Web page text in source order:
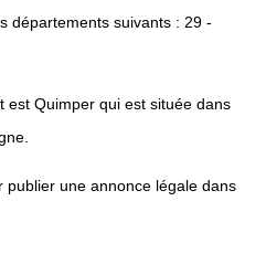
départements suivants : 29 -
est Quimper qui est située dans
publier une annonce légale dans